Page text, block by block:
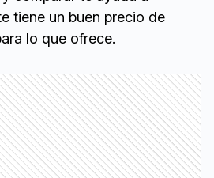
tiene un buen precio de
lo que ofrece.